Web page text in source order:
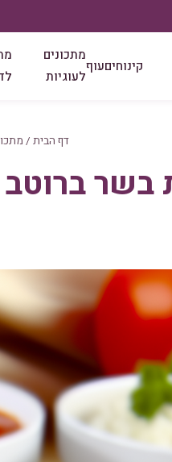
קינוחיםעוף
מתכונים
לעוגיות
דף הבית /
בשר